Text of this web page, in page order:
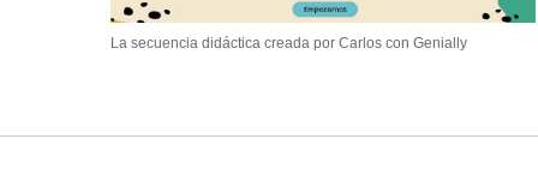
La secuencia didáctica creada por Carlos con Genially